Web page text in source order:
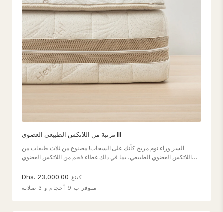
مرتبة من اللاتكس الطبيعي العضوي III
السر وراء نوم مريح كأنك على السحاب! مصنوع من ثلاث طبقات من
اللاتكس العضوي الطبيعي، بما في ذلك غطاء فخم من اللاتكس العضوي
الطبيعي من Heveya لتوفير الدعم والراحة المثاليين لك.
Dhs. 23,000.00 كينغ
متوفر ب 9 أحجام و 3 صلابة